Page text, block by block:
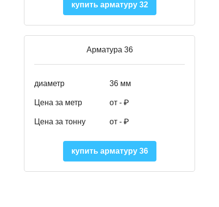
купить арматуру 32
Арматура 36
диаметр 36 мм
Цена за метр от - ₽
Цена за тонну от - ₽
купить арматуру 36